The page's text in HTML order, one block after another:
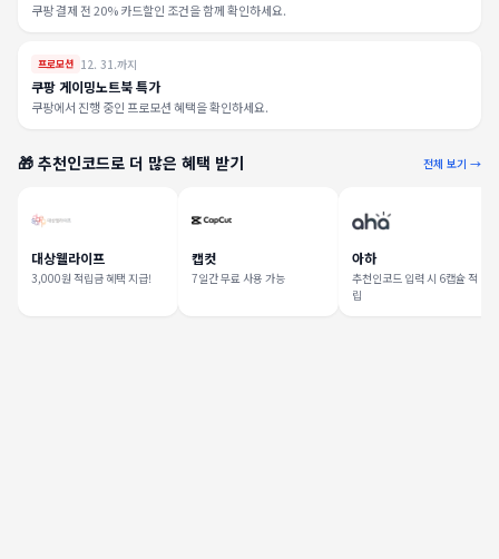
쿠팡 결제 전 20% 카드할인 조건을 함께 확인하세요.
프로모션 12. 31.까지
쿠팡 게이밍노트북 특가
쿠팡에서 진행 중인 프로모션 혜택을 확인하세요.
🎁 추천인코드로 더 많은 혜택 받기 전체 보기 →
대상웰라이프
3,000원 적립금 혜택 지급!
캡컷
7일간 무료 사용 가능
아하
추천인코드 입력 시 6캡슐 적
립